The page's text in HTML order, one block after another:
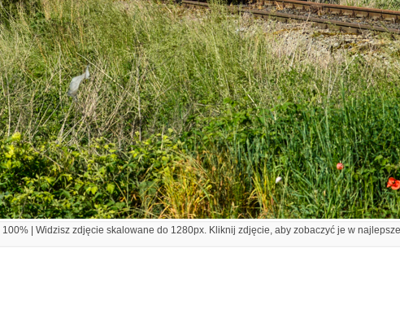
| Widzisz zdjęcie skalowane do 1280px. Kliknij zdjęcie, aby zobaczyć je w